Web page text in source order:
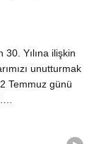
30. Yılına ilişkin
unutturmak
Temmuz günü